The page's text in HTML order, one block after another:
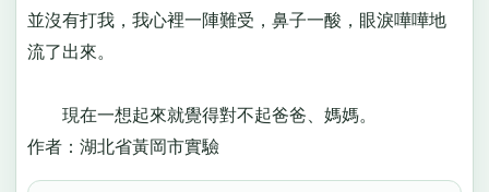
並沒有打我，我心裡一陣難受，鼻子一酸，眼淚嘩嘩地
流了出來。
現在一想起來就覺得對不起爸爸、媽媽。
作者：湖北省黃岡市實驗